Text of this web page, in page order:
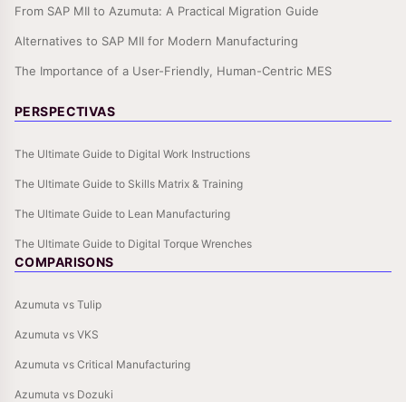
From SAP MII to Azumuta: A Practical Migration Guide
Alternatives to SAP MII for Modern Manufacturing
The Importance of a User-Friendly, Human-Centric MES
PERSPECTIVAS
The Ultimate Guide to Digital Work Instructions
The Ultimate Guide to Skills Matrix & Training
The Ultimate Guide to Lean Manufacturing
The Ultimate Guide to Digital Torque Wrenches
COMPARISONS
Azumuta vs Tulip
Azumuta vs VKS
Azumuta vs Critical Manufacturing
Azumuta vs Dozuki